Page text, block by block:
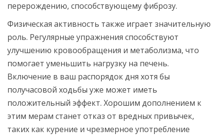
перерождению, способствующему фиброзу.
Физическая активность также играет значительную
роль. Регулярные упражнения способствуют
улучшению кровообращения и метаболизма, что
помогает уменьшить нагрузку на печень.
Включение в ваш распорядок дня хотя бы
получасовой ходьбы уже может иметь
положительный эффект. Хорошим дополнением к
этим мерам станет отказ от вредных привычек,
таких как курение и чрезмерное употребление